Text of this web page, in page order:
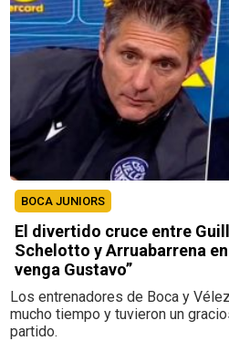
BOCA JUNIORS
El divertido cruce entre
Schelotto y Arruabarrena
venga Gustavo”
Los entrenadores de Boca y
mucho tiempo y tuvieron un
partido.